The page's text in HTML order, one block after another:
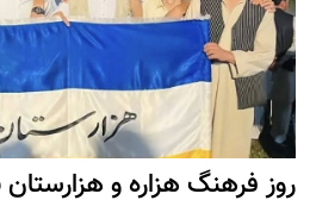
روز فرهنگ هزاره و